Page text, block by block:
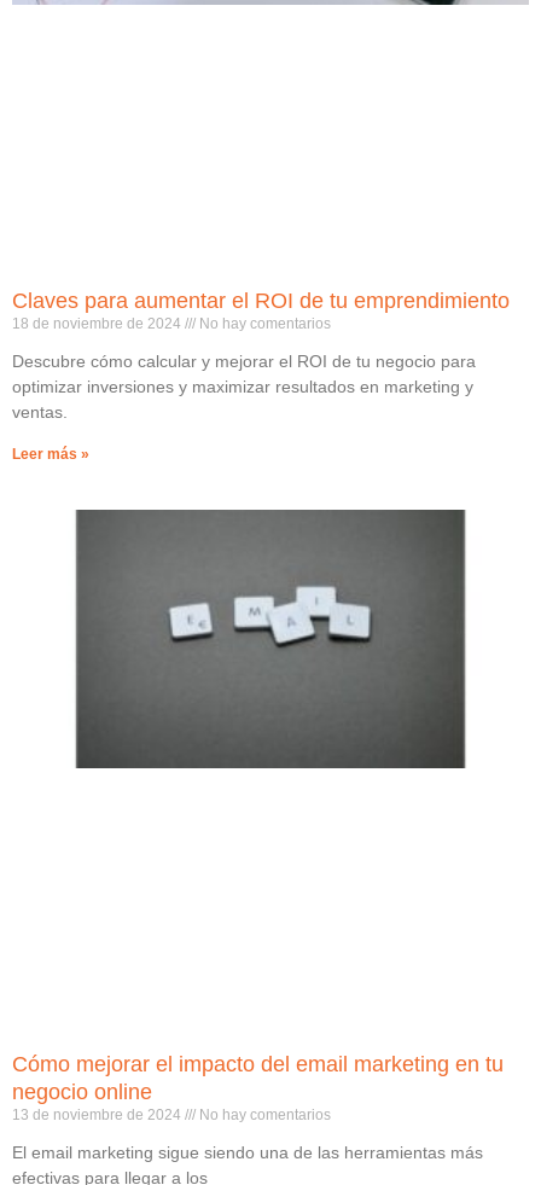
Claves para aumentar el ROI de tu emprendimiento
18 de noviembre de 2024 No hay comentarios
Descubre cómo calcular y mejorar el ROI de tu negocio para
optimizar inversiones y maximizar resultados en marketing y
ventas.
Leer más »
Cómo mejorar el impacto del email marketing en tu
negocio online
13 de noviembre de 2024 No hay comentarios
El email marketing sigue siendo una de las herramientas más
efectivas para llegar a los